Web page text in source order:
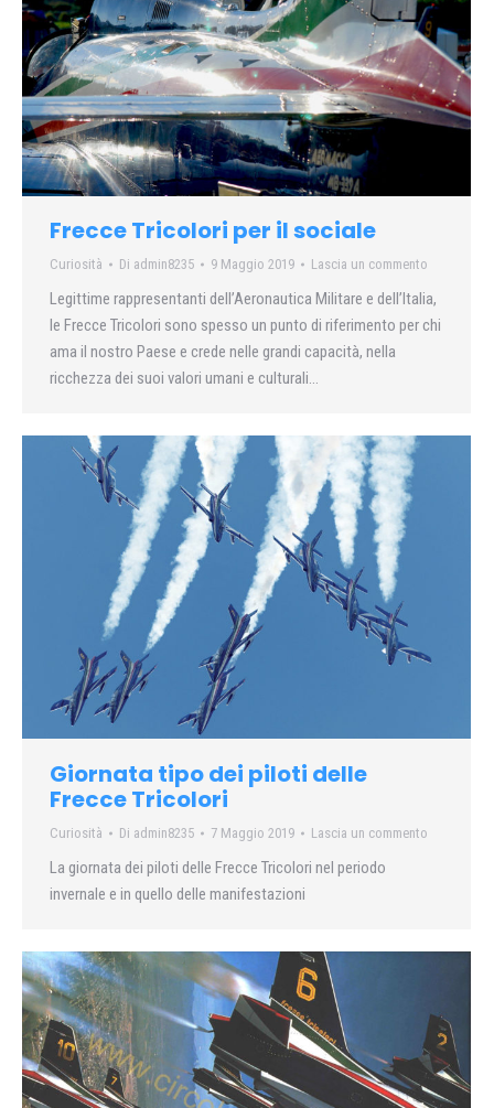
Frecce Tricolori per il sociale
Curiosità Di admin8235 9 Maggio 2019 Lascia un commento
Legittime rappresentanti dell’Aeronautica Militare e dell’Italia,
le Frecce Tricolori sono spesso un punto di riferimento per chi
ama il nostro Paese e crede nelle grandi capacità, nella
ricchezza dei suoi valori umani e culturali…
Giornata tipo dei piloti delle
Frecce Tricolori
Curiosità Di admin8235 7 Maggio 2019 Lascia un commento
La giornata dei piloti delle Frecce Tricolori nel periodo
invernale e in quello delle manifestazioni